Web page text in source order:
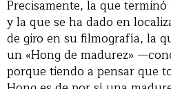
Precisamente, la que
y la que se ha dado en
de giro en su filmografía, la
un «Hong de madurez»
porque tiendo a pensar que